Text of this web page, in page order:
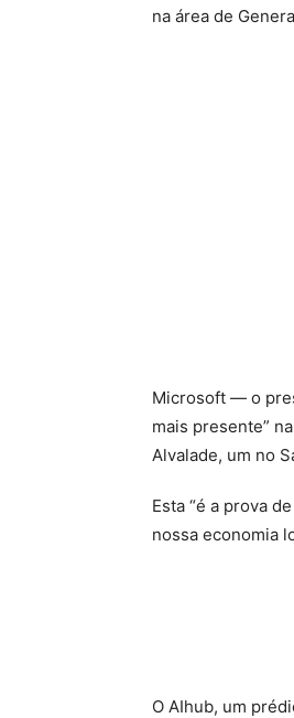
na área de
Microsoft — o
mais presente”
Alvalade, um no
Esta “é a prova
nossa economia
O AIhub, um